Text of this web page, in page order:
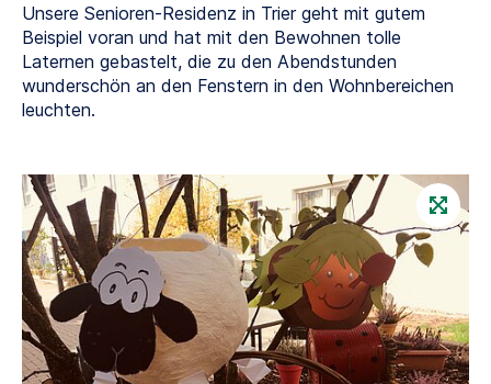
Unsere Senioren-Residenz in Trier geht mit gutem
Beispiel voran und hat mit den Bewohnen tolle
Laternen gebastelt, die zu den Abendstunden
wunderschön an den Fenstern in den Wohnbereichen
leuchten.